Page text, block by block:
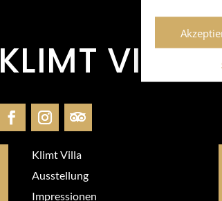
KLIMT VILLA
Klimt Villa
Ausstellung
Impressionen